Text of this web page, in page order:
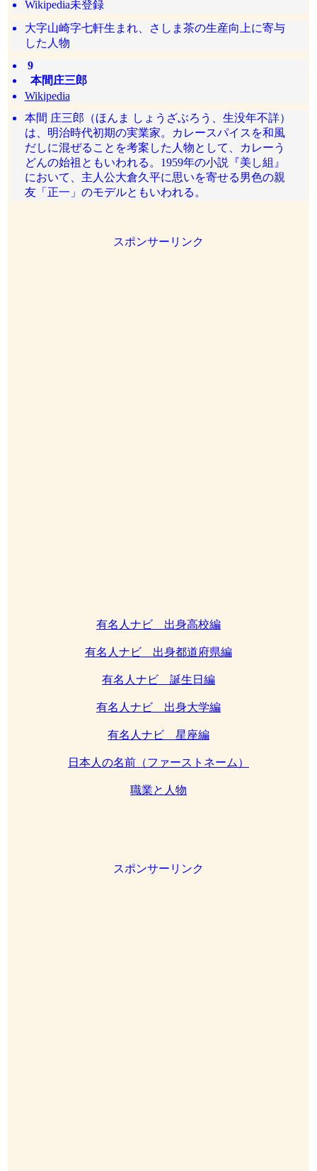
Wikipedia未登録
大字山崎字七軒生まれ、さしま茶の生産向上に寄与
した人物
9
本間庄三郎
Wikipedia
本間 庄三郎（ほんま しょうざぶろう、生没年不詳）
は、明治時代初期の実業家。カレースパイスを和風
だしに混ぜることを考案した人物として、カレーう
どんの始祖ともいわれる。1959年の小説『美し組』
において、主人公大倉久平に思いを寄せる男色の親
友「正一」のモデルともいわれる。
スポンサーリンク
有名人ナビ 出身高校編
有名人ナビ 出身都道府県編
有名人ナビ 誕生日編
有名人ナビ 出身大学編
有名人ナビ 星座編
日本人の名前（ファーストネーム）
職業と人物
スポンサーリンク